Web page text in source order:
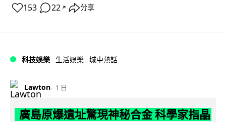
153 22 ↗ 分享
科技娛樂 生活娛樂 城中熱話
Lawton 1 日
廣島原爆遺址驚現神秘合金 科學家指晶